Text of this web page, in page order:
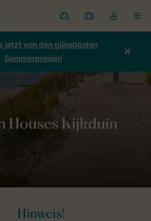
Ferienparks
Meine
Buchungen
Dropdown-
Menü
Kontos
jetzt von den günstigsten
Sommerpreisen
Hinweis!